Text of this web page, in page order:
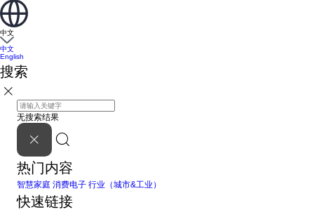
中文
中文
English
搜索
无搜索结果
热门内容
智慧家庭 消费电子 行业（城市&工业）
快速链接